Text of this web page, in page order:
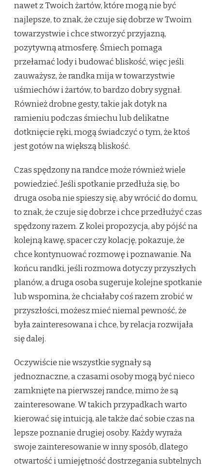
nawet z Twoich żartów, które mogą nie być
najlepsze, to znak, że czuje się dobrze w Twoim
towarzystwie i chce stworzyć przyjazną,
pozytywną atmosferę. Śmiech pomaga
przełamać lody i budować bliskość, więc jeśli
zauważysz, że randka mija w towarzystwie
uśmiechów i żartów, to bardzo dobry sygnał.
Również drobne gesty, takie jak dotyk na
ramieniu podczas śmiechu lub delikatne
dotknięcie ręki, mogą świadczyć o tym, że ktoś
jest gotów na większą bliskość.
Czas spędzony na randce może również wiele
powiedzieć. Jeśli spotkanie przedłuża się, bo
druga osoba nie spieszy się, aby wrócić do domu,
to znak, że czuje się dobrze i chce przedłużyć czas
spędzony razem. Z kolei propozycja, aby pójść na
kolejną kawę, spacer czy kolację, pokazuje, że
chce kontynuować rozmowę i poznawanie. Na
końcu randki, jeśli rozmowa dotyczy przyszłych
planów, a druga osoba sugeruje kolejne spotkanie
lub wspomina, że chciałaby coś razem zrobić w
przyszłości, możesz mieć niemal pewność, że
była zainteresowana i chce, by relacja rozwijała
się dalej.
Oczywiście nie wszystkie sygnały są
jednoznaczne, a czasami osoby mogą być nieco
zamknięte na pierwszej randce, mimo że są
zainteresowane. W takich przypadkach warto
kierować się intuicją, ale także dać sobie czas na
lepsze poznanie drugiej osoby. Każdy wyraża
swoje zainteresowanie w inny sposób, dlatego
otwartość i umiejętność dostrzegania subtelnych